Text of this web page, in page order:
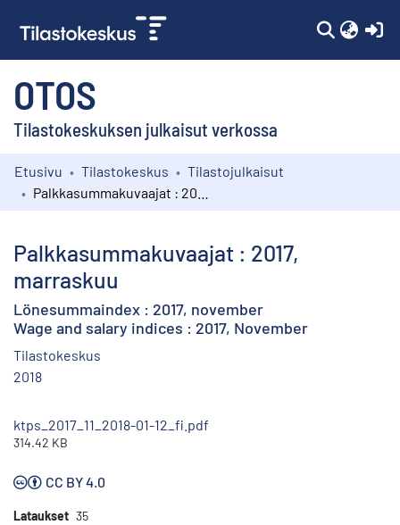
OTOS
Tilastokeskuksen julkaisut verkossa
Kokoelmat
Etusivu Tilastokeskus
Tilastojulkaisut
Palkkasummakuvaajat : 2017,
marraskuu
Lönesummaindex : 2017, november
Wage and salary indices : 2017, November
Tilastokeskus
2018
ktps_2017_11_2018-01-12_fi.pdf
314.42 KB
CC BY 4.0
Lataukset 35